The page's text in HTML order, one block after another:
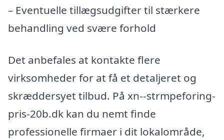
– Eventuelle tillægsudgifter til stærkere
behandling ved svære forhold
Det anbefales at kontakte flere
virksomheder for at få et detaljeret og
skræddersyet tilbud. På xn--strmpeforing-
pris-20b.dk kan du nemt finde
professionelle firmaer i dit lokalområde,